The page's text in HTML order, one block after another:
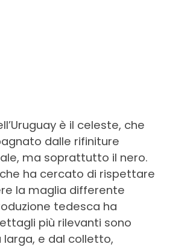
è il celeste, che
dalle rifiniture
ma soprattutto il nero.
ha cercato di rispettare
la maglia differente
tedesca ha
più rilevanti sono
e dal colletto,